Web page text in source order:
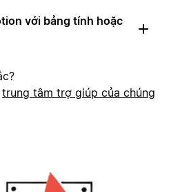
với bảng tính hoặc
trung tâm trợ giúp của chúng